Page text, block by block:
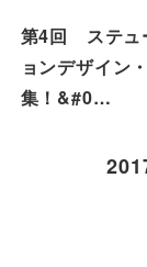
第4回 ステュ
ョンデザイン
集！&#0…